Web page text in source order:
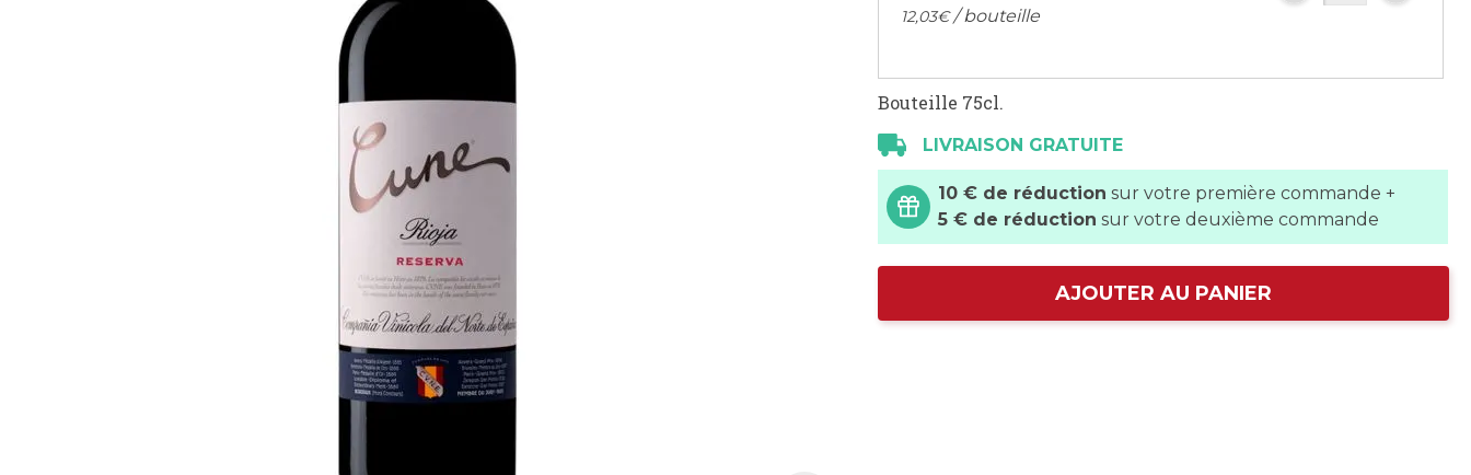
12,03€/ bouteille
Bouteille 75cl.
LIVRAISON GRATUITE
10 € de réduction sur votre première commande +
5 € de réduction sur votre deuxième commande
AJOUTER AU PANIER